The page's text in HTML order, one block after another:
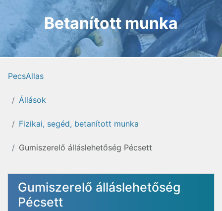
Betanított munka
PecsAllas
Állások
Fizikai, segéd, betanított munka
Gumiszerelő álláslehetőség Pécsett
Gumiszerelő álláslehetőség
Pécsett